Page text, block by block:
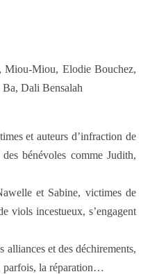
Miou-Miou, Elodie Bouchez,
Ba, Dali Bensalah
et auteurs d’infraction de
bénévoles comme Judith,
et Sabine, victimes de
viols incestueux, s’engagent
alliances et des déchirements,
parfois, la réparation…